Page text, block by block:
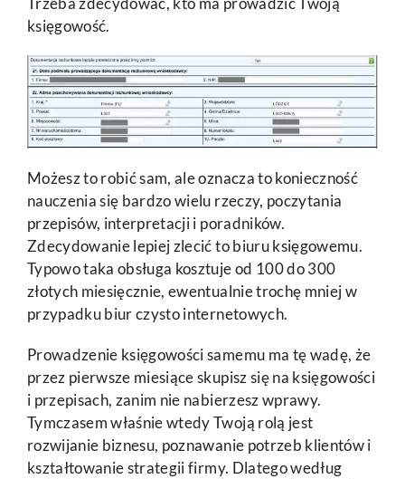
księgowość.
Możesz to robić sam, ale oznacza to konieczność
nauczenia się bardzo wielu rzeczy, poczytania
przepisów, interpretacji i poradników.
Zdecydowanie lepiej zlecić to biuru księgowemu.
Typowo taka obsługa kosztuje od 100 do 300
złotych miesięcznie, ewentualnie trochę mniej w
przypadku biur czysto internetowych.
Prowadzenie księgowości samemu ma tę wadę, że
przez pierwsze miesiące skupisz się na księgowości
i przepisach, zanim nie nabierzesz wprawy.
Tymczasem właśnie wtedy Twoją rolą jest
rozwijanie biznesu, poznawanie potrzeb klientów i
kształtowanie strategii firmy. Dlatego według